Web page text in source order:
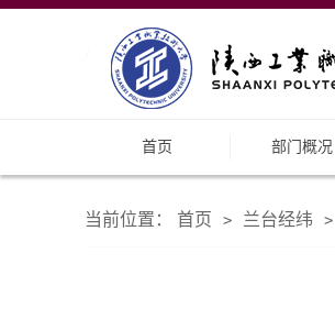
首页 部门概况
当前位置： 首页 > 兰台经纬 >